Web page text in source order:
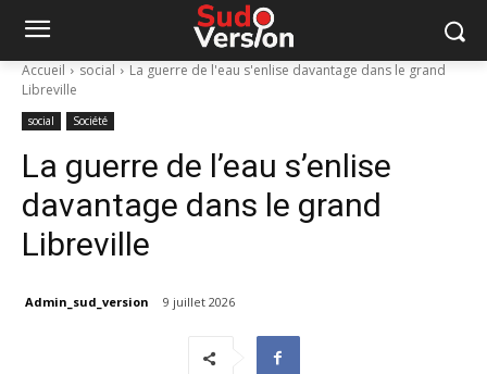
Accueil social
La guerre de l'eau s'enlise davantage dans le grand
Libreville
social Société
La guerre de l’eau s’enlise
davantage dans le grand
Libreville
Admin_sud_version 9 juillet 2026